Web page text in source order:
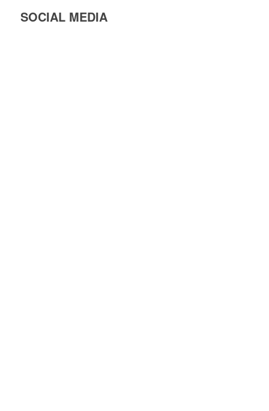
SOCIAL MEDIA